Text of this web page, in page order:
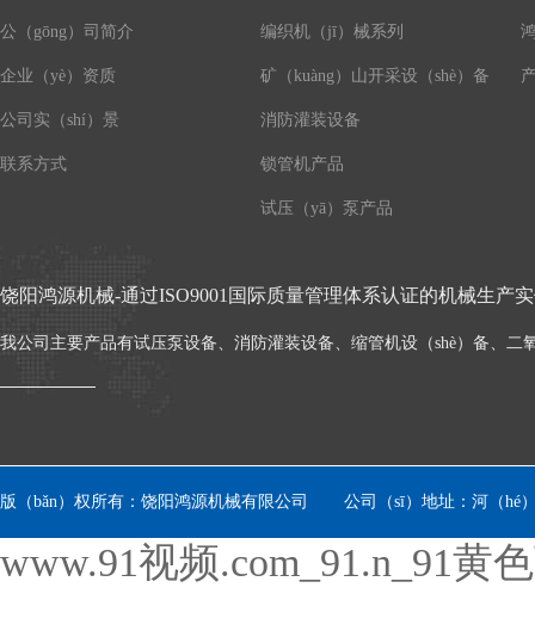
公（gōng）司简介
企业（yè）资质
公司实（shí）景
联系方式
编织机（jī）械系列
矿（kuàng）山开采设（shè）备
消防灌装设备
锁管机产品
试压（yā）泵产品
饶阳鸿源机械-通过ISO9001国际质量管理体系认证的机械生产
我公司主要产品有试压泵设备、消防灌装设备、缩管机设（shè）备、
版（bǎn）权所有：饶阳鸿源机械有限公司 公司（sī）地址：河（
www.91视频.com_91.n_91黄